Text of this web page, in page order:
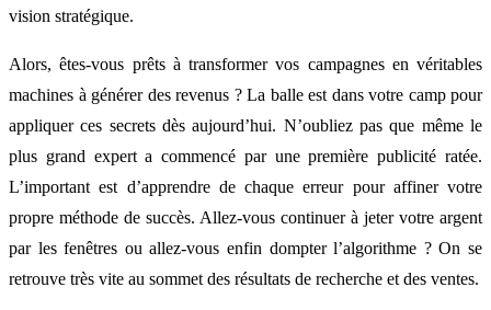
vision stratégique.
Alors, êtes-vous prêts à transformer vos campagnes en véritables
machines à générer des revenus ? La balle est dans votre camp pour
appliquer ces secrets dès aujourd’hui. N’oubliez pas que même le
plus grand expert a commencé par une première publicité ratée.
L’important est d’apprendre de chaque erreur pour affiner votre
propre méthode de succès. Allez-vous continuer à jeter votre argent
par les fenêtres ou allez-vous enfin dompter l’algorithme ? On se
retrouve très vite au sommet des résultats de recherche et des ventes.